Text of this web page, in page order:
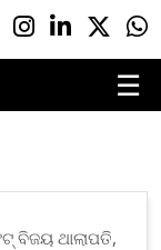
☰
ବିଜୟ ଥାଲାପତି,